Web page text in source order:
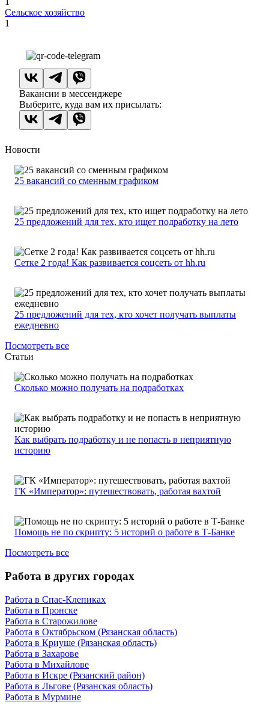
Сельское хозяйство
1
Вакансии в мессенджере
Выберите, куда вам их присылать:
Новости
25 вакансий со сменным графиком
25 предложений для тех, кто ищет подработку на лето
Сетке 2 года! Как развивается соцсеть от hh.ru
25 предложений для тех, кто хочет получать выплаты
ежедневно
Посмотреть все
Статьи
Сколько можно получать на подработках
Как выбрать подработку и не попасть в неприятную
историю
ГК «Император»: путешествовать, работая вахтой
Помощь не по скрипту: 5 историй о работе в Т-Банке
Посмотреть все
Работа в других городах
Работа в Спас-Клепиках
Работа в Пронске
Работа в Старожилове
Работа в Октябрьском (Рязанская область)
Работа в Криуше (Рязанская область)
Работа в Захарове
Работа в Михайлове
Работа в Искре (Рязанский район)
Работа в Льгове (Рязанская область)
Работа в Мурмине